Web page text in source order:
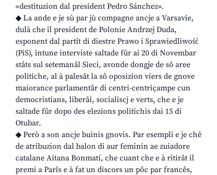
«destituzion dal president Pedro Sánchez».
◆ La ande e je sù par jù compagne ancje a Varsavie,
dulà che il president de Polonie Andrzej Duda,
esponent dal partît di diestre Prawo i Sprawiedliwość
(PiS), intune interviste saltade fûr ai 20 di Novembar
stâts sul setemanâl Sieci, avonde dongje de sô aree
politiche, al à palesât la sô oposizion viers de gnove
maiorance parlamentâr di centri-centriçampe cun
democristians, liberâi, socialiscj e verts, che e je
saltade fûr dopo des elezions politichis dai 15 di
Otubar.
◆ Però a son ancje buinis gnovis. Par esempli e je chê
de atribuzion dal balon di aur feminin ae zuiadore
catalane Aitana Bonmatí, che cuant che e à ritirât il
premi a Parîs e à fat un discors un pôc par francês,